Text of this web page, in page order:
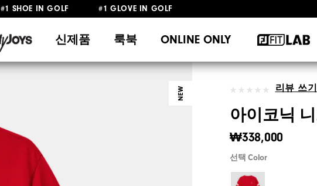
#1 SHOE IN GOLF #1 GLOVE IN GOLF
신제품 룩북 ONLINE ONLY
NEW 리뷰 쓰기
아이코닉
₩338,000
선택 Color